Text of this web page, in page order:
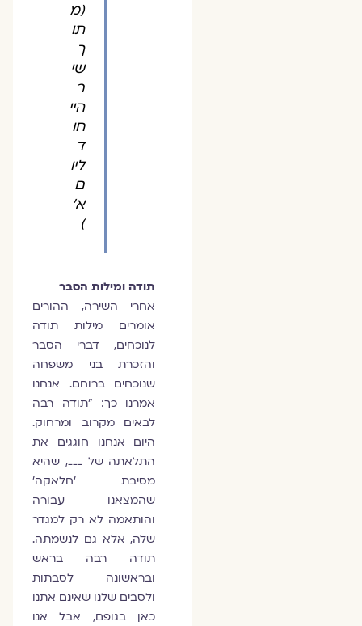
(מ
תו
ך
שי
ר
היי
חו
ד
ליו
ם
א'
תודה ומילות הסבר
אחרי השירה, ההורים
אומרים מילות תודה
לנוכחים, דברי הסבר
והזכרת בני משפחה
שנוכחים ברוחם. אנחנו
אמרנו כך: "תודה רבה
לבאים מקרוב ומרחוק.
היום אנחנו חוגגים את
התלאתה של ___, שהיא
מסיבת 'חלאקה'
שהמצאנו עבורה
והותאמה לא רק למגדר
שלה, אלא גם לנשמתה.
תודה רבה בראש
ובראשונה לסבתות
ולסבים שלנו שאינם אתנו
כאן בגופם, אבל אנו